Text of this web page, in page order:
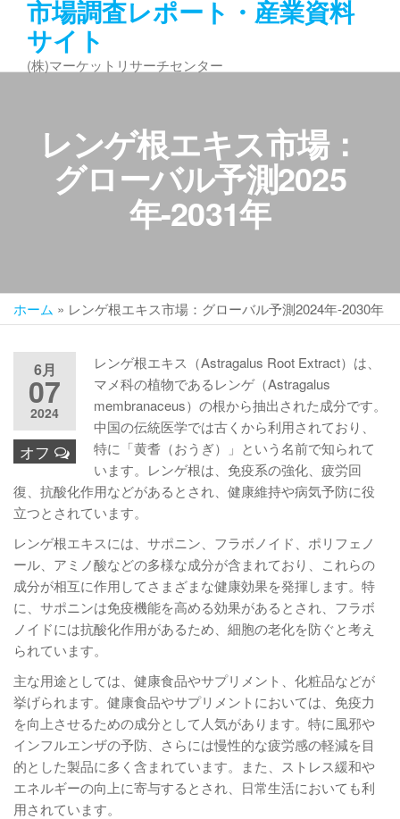
ン
市場調査レポート・産業資料
サイト
(株)マーケットリサーチセンター
レンゲ根エキス市場：
グローバル予測2025
年-2031年
ホーム » レンゲ根エキス市場：グローバル予測2024年-2030年
6月
07
2024
オフ
レンゲ根エキス（Astragalus Root Extract）は、
マメ科の植物であるレンゲ（Astragalus
membranaceus）の根から抽出された成分です。
中国の伝統医学では古くから利用されており、
特に「黄耆（おうぎ）」という名前で知られて
います。レンゲ根は、免疫系の強化、疲労回
復、抗酸化作用などがあるとされ、健康維持や病気予防に役
立つとされています。
レンゲ根エキスには、サポニン、フラボノイド、ポリフェノ
ール、アミノ酸などの多様な成分が含まれており、これらの
成分が相互に作用してさまざまな健康効果を発揮します。特
に、サポニンは免疫機能を高める効果があるとされ、フラボ
ノイドには抗酸化作用があるため、細胞の老化を防ぐと考え
られています。
主な用途としては、健康食品やサプリメント、化粧品などが
挙げられます。健康食品やサプリメントにおいては、免疫力
を向上させるための成分として人気があります。特に風邪や
インフルエンザの予防、さらには慢性的な疲労感の軽減を目
的とした製品に多く含まれています。また、ストレス緩和や
エネルギーの向上に寄与するとされ、日常生活においても利
用されています。